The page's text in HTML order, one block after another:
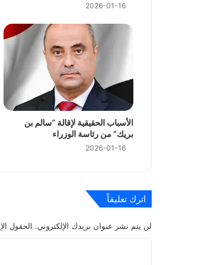
2026-03-17
ائتلاف العون والتنمية يكرم
نازحو محافظة البيضاء
2026-01-16
الأسباب الحقيقية لإقالة “سالم بن
بريك” من رئاسة الوزراء
2026-01-16
اترك تعليقاً
لن يتم نشر عنوان بريدك الإلكتروني. الحقول